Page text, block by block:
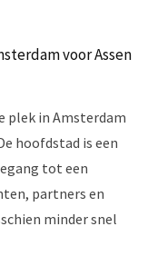
voor Assen
plek in Amsterdam
hoofdstad is een
tot een
partners en
minder snel